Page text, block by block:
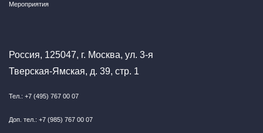
Мероприятия
Россия, 125047, г. Москва, ул. 3-я
Тверская-Ямская, д. 39, стр. 1
Тел.: +7 (495) 767 00 07
Доп. тел.: +7 (985) 767 00 07